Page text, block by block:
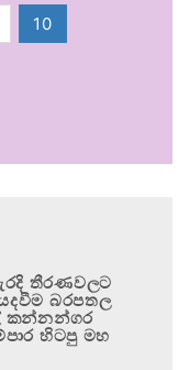
10
තීරණවලට
බරපතල
කන්නන්ගර
හිටපු මහ